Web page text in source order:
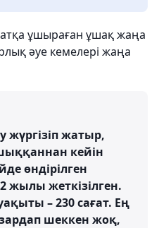
ұшыраған ұшақ жаңа
әуе кемелері жаңа
жүргізіп жатыр,
кейін
өндірілген
жеткізілген.
– 230 сағат. Ең
шеккен жоқ,